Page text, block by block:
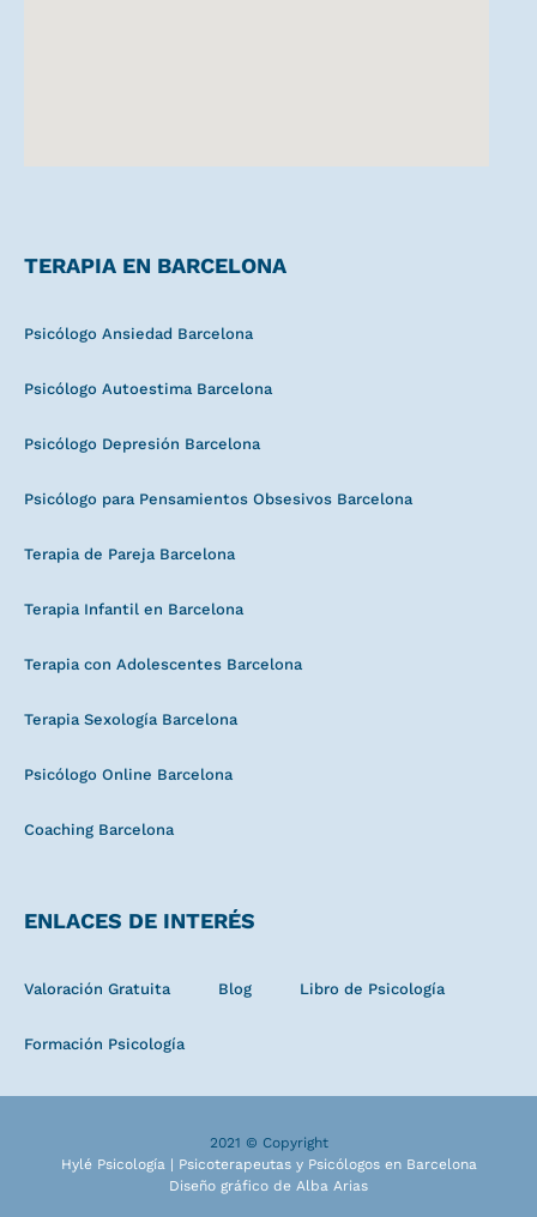
TERAPIA EN BARCELONA
Psicólogo Ansiedad Barcelona
Psicólogo Autoestima Barcelona
Psicólogo Depresión Barcelona
Psicólogo para Pensamientos Obsesivos Barcelona
Terapia de Pareja Barcelona
Terapia Infantil en Barcelona
Terapia con Adolescentes Barcelona
Terapia Sexología Barcelona
Psicólogo Online Barcelona
Coaching Barcelona
ENLACES DE INTERÉS
Valoración Gratuita Blog Libro de Psicología
Formación Psicología
2021 © Copyright
Hylé Psicología | Psicoterapeutas y Psicólogos en Barcelona
Diseño gráfico de Alba Arias